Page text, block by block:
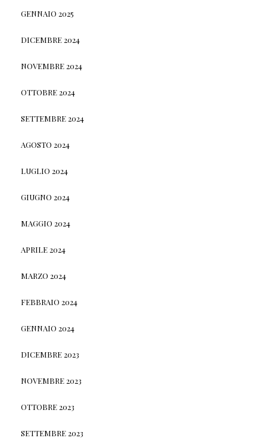
GENNAIO 2025
DICEMBRE 2024
NOVEMBRE 2024
OTTOBRE 2024
SETTEMBRE 2024
AGOSTO 2024
LUGLIO 2024
GIUGNO 2024
MAGGIO 2024
APRILE 2024
MARZO 2024
FEBBRAIO 2024
GENNAIO 2024
DICEMBRE 2023
NOVEMBRE 2023
OTTOBRE 2023
SETTEMBRE 2023